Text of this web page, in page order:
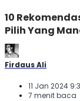
10
Pilih Yang
Firdaus Ali
11 Jan 2024
7 menit baca